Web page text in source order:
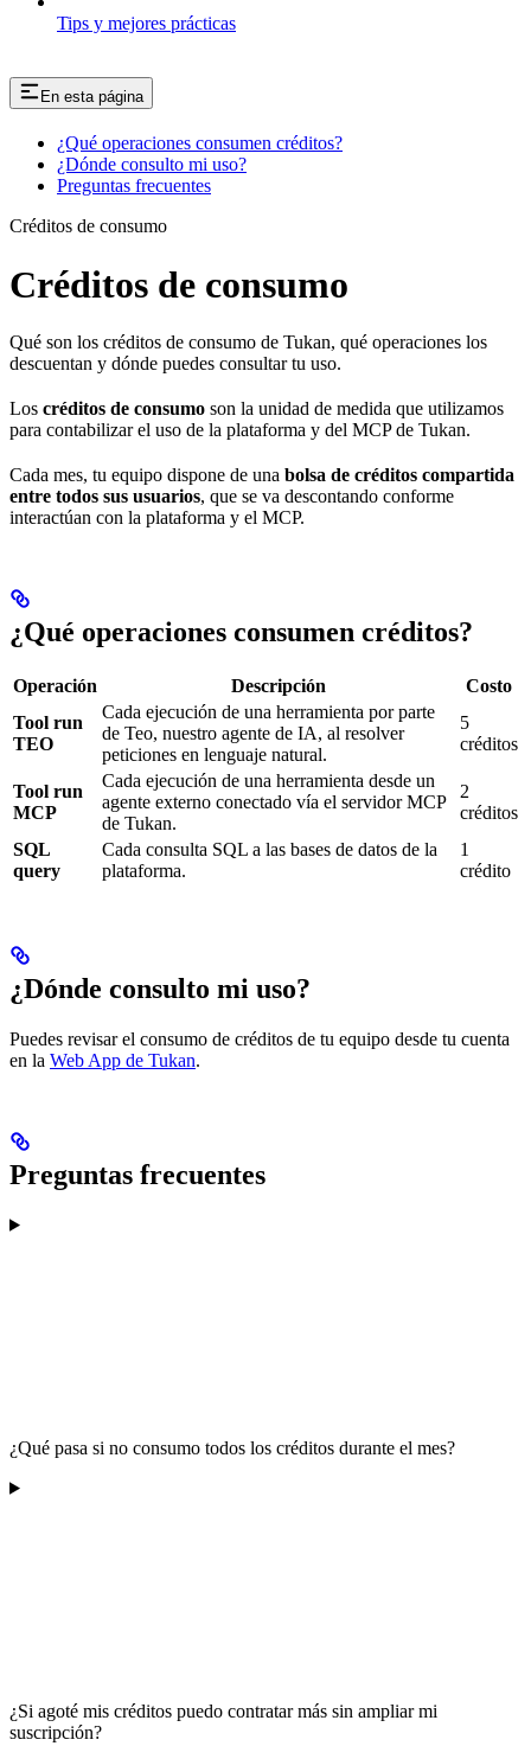
Tips y mejores prácticas
En esta página
¿Qué operaciones consumen créditos?
¿Dónde consulto mi uso?
Preguntas frecuentes
Créditos de consumo
Créditos de consumo
Qué son los créditos de consumo de Tukan, qué operaciones los
descuentan y dónde puedes consultar tu uso.
Los créditos de consumo son la unidad de medida que utilizamos
para contabilizar el uso de la plataforma y del MCP de Tukan.
Cada mes, tu equipo dispone de una bolsa de créditos compartida
entre todos sus usuarios, que se va descontando conforme
interactúan con la plataforma y el MCP.
¿Qué operaciones consumen créditos?
Operación Descripción
Costo
Tool run
TEO
Cada ejecución de una herramienta por parte
de Teo, nuestro agente de IA, al resolver
peticiones en lenguaje natural.
5
créditos
Tool run
MCP
Cada ejecución de una herramienta desde un
agente externo conectado vía el servidor MCP
de Tukan.
2
créditos
SQL
query
Cada consulta SQL a las bases de datos de la
plataforma.
1
crédito
¿Dónde consulto mi uso?
Puedes revisar el consumo de créditos de tu equipo desde tu cuenta
en la Web App de Tukan.
Preguntas frecuentes
¿Qué pasa si no consumo todos los créditos durante el mes?
¿Si agoté mis créditos puedo contratar más sin ampliar mi
suscripción?